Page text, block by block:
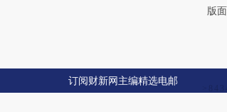
版
订阅财新网主编精选电邮